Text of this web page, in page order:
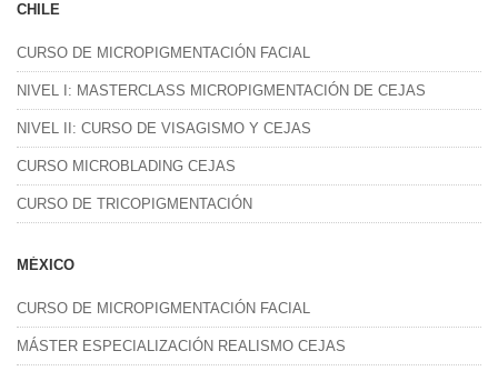
CHILE
CURSO DE MICROPIGMENTACIÓN FACIAL
NIVEL I: MASTERCLASS MICROPIGMENTACIÓN DE CEJAS
NIVEL II: CURSO DE VISAGISMO Y CEJAS
CURSO MICROBLADING CEJAS
CURSO DE TRICOPIGMENTACIÓN
MÉXICO
CURSO DE MICROPIGMENTACIÓN FACIAL
MÁSTER ESPECIALIZACIÓN REALISMO CEJAS